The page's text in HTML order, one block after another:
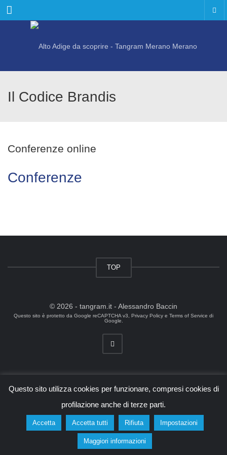
Menu
Il Codice Brandis
Conferenze online
Conferenze
TOP
© 2026 - tangram.it - Alessandro Baccin
Questo sito è protetto da Google reCAPTCHA v3, Privacy Policy e Terms of Service di
Google.
Questo sito utilizza cookies per funzionare, compresi cookies di
profilazione anche di terze parti.
Accetta Accetta tutti Rifiuta Impostazioni
Maggiori informazioni